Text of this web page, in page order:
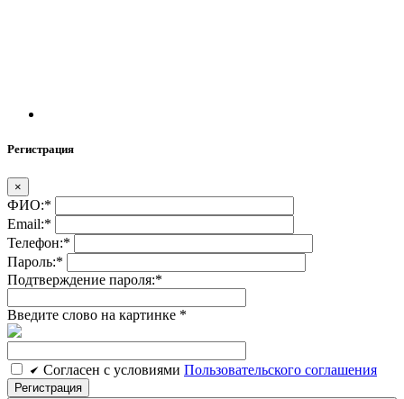
Регистрация
×
ФИО:*
Email:*
Телефон:*
Пароль:*
Подтверждение пароля:*
Введите слово на картинке *
Cогласен c условиями Пользовательского соглашения